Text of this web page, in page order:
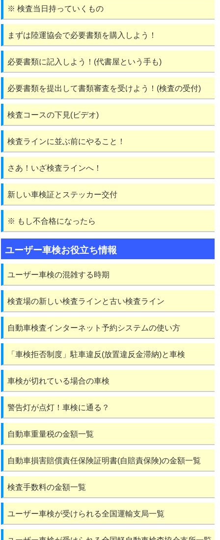
※ 検査当日持っていくもの
まずは陸運協会で必要書類を購入しよう！
必要書類に記入しよう！(代書屋という手も)
必要書類を提出して書類審査を受けよう！(検査の受付)
検査コースの下見(ビデオ)
検査ラインに並ぶ前にやること！
さあ！いざ検査ラインへ！
新しい車検証とステッカー交付
※ もし不合格になったら
ユーザー車検お役立ち情報
ユーザー車検の混雑する時期
検査場の新しい検査ラインと古い検査ライン
自動車検査インターネット予約システムの使い方
「車検拒否制度」駐車違反(放置違反金滞納)と車検
車検が切れている場合の車検
警告灯が点灯！車検に通る？
自動車重量税の金額一覧
自動車損害賠償責任保険証明書(自賠責保険)の金額一覧
検査手数料の金額一覧
ユーザー車検が受けられる全国運輸支局一覧